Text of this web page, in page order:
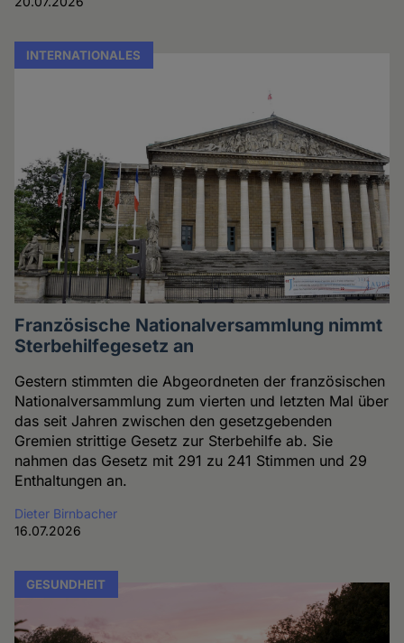
INTERNATIONALES
Französische Nationalversammlung nimmt
Sterbehilfegesetz an
Gestern stimmten die Abgeordneten der französischen
Nationalversammlung zum vierten und letzten Mal über
das seit Jahren zwischen den gesetzgebenden
Gremien strittige Gesetz zur Sterbehilfe ab. Sie
nahmen das Gesetz mit 291 zu 241 Stimmen und 29
Enthaltungen an.
Dieter Birnbacher
16.07.2026
GESUNDHEIT